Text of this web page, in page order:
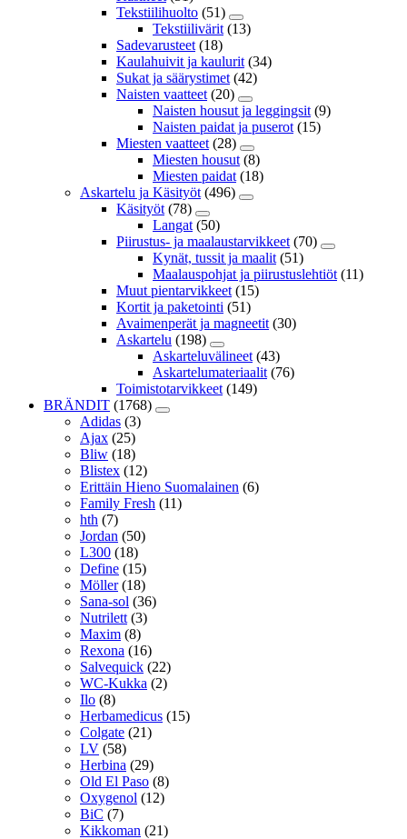
Tekstiilihuolto (51)
Tekstiilivärit (13)
Sadevarusteet (18)
Kaulahuivit ja kaulurit (34)
Sukat ja säärystimet (42)
Naisten vaatteet (20)
Naisten housut ja leggingsit (9)
Naisten paidat ja puserot (15)
Miesten vaatteet (28)
Miesten housut (8)
Miesten paidat (18)
Askartelu ja Käsityöt (496)
Käsityöt (78)
Langat (50)
Piirustus- ja maalaustarvikkeet (70)
Kynät, tussit ja maalit (51)
Maalauspohjat ja piirustuslehtiöt (11)
Muut pientarvikkeet (15)
Kortit ja paketointi (51)
Avaimenperät ja magneetit (30)
Askartelu (198)
Askarteluvälineet (43)
Askartelumateriaalit (76)
Toimistotarvikkeet (149)
BRÄNDIT (1768)
Adidas (3)
Ajax (25)
Bliw (18)
Blistex (12)
Erittäin Hieno Suomalainen (6)
Family Fresh (11)
hth (7)
Jordan (50)
L300 (18)
Define (15)
Möller (18)
Sana-sol (36)
Nutrilett (3)
Maxim (8)
Rexona (16)
Salvequick (22)
WC-Kukka (2)
Ilo (8)
Herbamedicus (15)
Colgate (21)
LV (58)
Herbina (29)
Old El Paso (8)
Oxygenol (12)
BiC (7)
Kikkoman (21)